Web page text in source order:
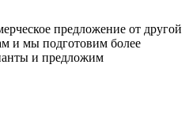
предложение от другой
и мы подготовим более
и предложим